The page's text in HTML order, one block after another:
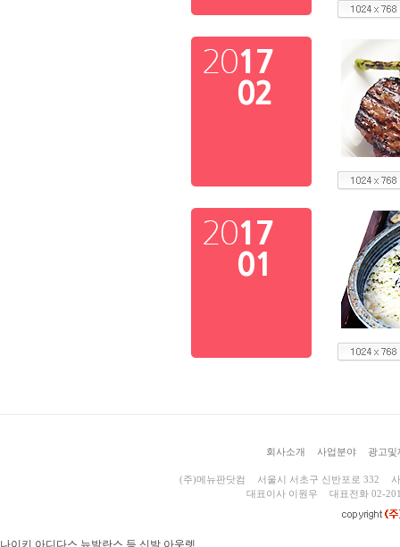
회사소개 사업분야 광고및
(주)메뉴판닷컴 서울시 서초구 신반포로 332
대표이사 이원우
대표전화 02-
나이키 아디다스 뉴발란스 등 신발 아웃렛